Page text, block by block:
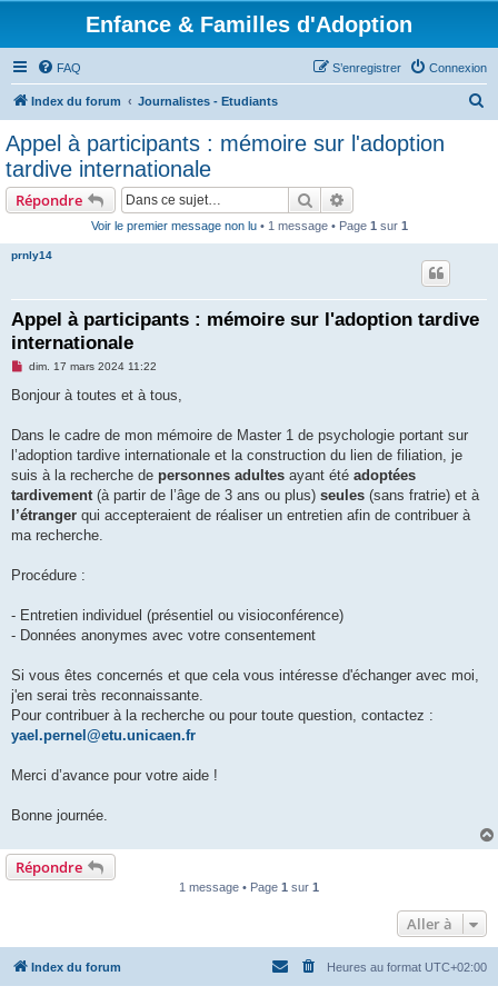
Enfance & Familles d'Adoption
FAQ Connexion
S’enregistrer
Index du forum Journalistes - Etudiants
Appel à participants : mémoire sur l'adoption
tardive internationale
Répondre Rechercher
Voir le premier message non lu• 1 message • Page 1 sur 1
prnly14
Appel à participants : mémoire sur l'adoption tardive
internationale
M
s
g
n
o
l
u
dim. 17 mars 2024 11:22
Bonjour à toutes et à tous,
Dans le cadre de mon mémoire de Master 1 de psychologie portant sur
l’adoption tardive internationale et la construction du lien de filiation, je
suis à la recherche de personnes adultes ayant été adoptées
tardivement(à partir de l’âge de 3 ans ou plus) seules (sans fratrie) et à
l’étranger qui accepteraient de réaliser un entretien afin de contribuer à
ma recherche.
Procédure :
- Entretien individuel (présentiel ou visioconférence)
- Données anonymes avec votre consentement
Si vous êtes concernés et que cela vous intéresse d'échanger avec moi,
j'en serai très reconnaissante.
Pour contribuer à la recherche ou pour toute question, contactez :
yael.pernel@etu.unicaen.fr
Merci d’avance pour votre aide !
Bonne journée.
Répondre
1 message • Page 1 sur 1
Aller à
Index du forum Heures au format UTC+02:00